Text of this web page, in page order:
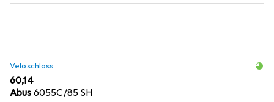
Veloschloss
EUR
60,14
Abus 6055C/85 SH